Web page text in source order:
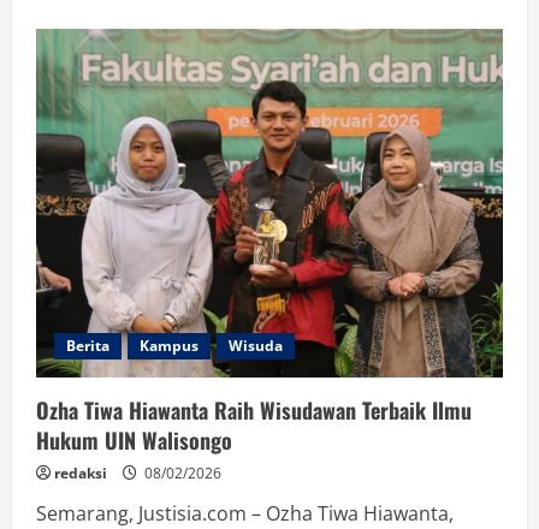
UIN
Walisongo
Semarang:
Wisuda
Bukanlah
Sekedar
Ritual/Seremoni
Akademik
Berita Kampus Wisuda
Ozha Tiwa Hiawanta Raih Wisudawan Terbaik Ilmu
Hukum UIN Walisongo
redaksi 08/02/2026
Semarang, Justisia.com – Ozha Tiwa Hiawanta,